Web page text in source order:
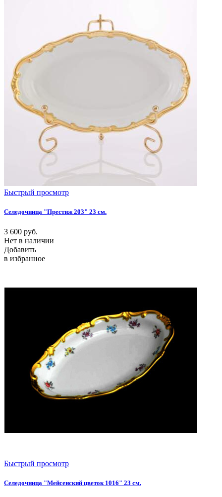
Быстрый просмотр
Селедочница "Престиж 203" 23 см.
3 600 руб.
Нет в наличии
Добавить
в избранное
Быстрый просмотр
Селедочница "Мейсенский цветок 1016" 23 см.